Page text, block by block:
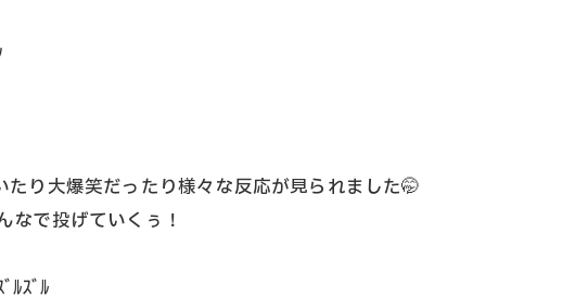
たり大爆笑だったり様々な反応が見られました🤭
なで投げていくぅ！
ﾙｽﾞﾙ